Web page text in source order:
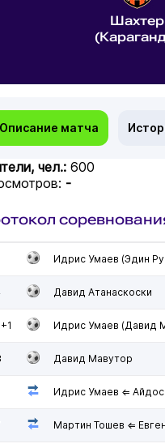
Шахтер
Описание матча
чел.: 600
-
Идрис Умаев (Эдин
Давид Атанаскоски
Идрис Умаев (Давид
Давид Мавутор
Идрис Умаев ⇐ Айдос
Мартин Тошев ⇐